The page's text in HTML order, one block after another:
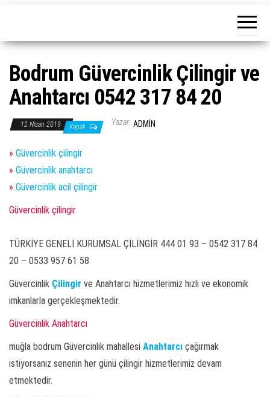
Bodrum Güvercinlik Çilingir ve
Anahtarcı 0542 317 84 20
12 Nisan 2019 Kapalı Yazar: ADMIN
» Güvercinlik çilingir
» Güvercinlik anahtarcı
» Güvercinlik acil çilingir
Güvercinlik çilingir
TÜRKİYE GENELİ KURUMSAL ÇİLİNGİR 444 01 93 – 0542 317 84
20 – 0533 957 61 58
Güvercinlik Çilingir ve Anahtarcı hizmetlerimiz hızlı ve ekonomik
imkanlarla gerçekleşmektedir.
Güvercinlik Anahtarcı
muğla bodrum Güvercinlik mahallesi Anahtarcı çağırmak
istiyorsanız senenin her günü çilingir hizmetlerimiz devam
etmektedir.